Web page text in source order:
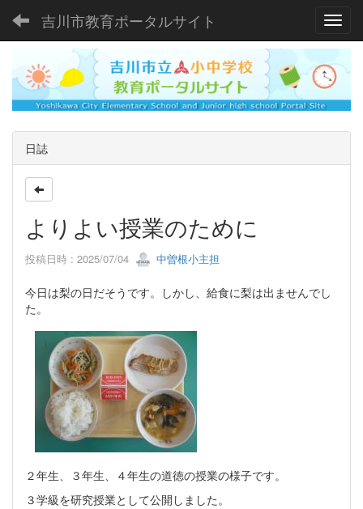
吉川市教育ポータルサイト
日誌
よりよい授業のために
投稿日時 : 2025/07/04 中曽根小主担
今日は梨の日だそうです。しかし、給食に梨は出ませんでし
た。
２年生、３年生、４年生の道徳の授業の様子です。
３学級を研究授業として公開しました。